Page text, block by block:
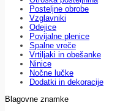
Posteljne obrobe
Vzglavniki
Odejice
Povijalne plenice
Spalne vreče
Vrtiljaki in obešanke
Ninice
Nočne lučke
Dodatki in dekoracije
Blagovne znamke